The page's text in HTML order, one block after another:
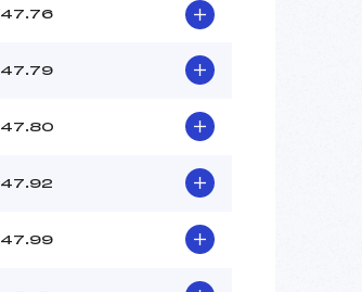
47.76
47.79
47.80
47.92
47.99